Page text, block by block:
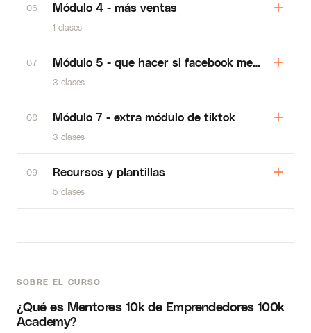
SOBRE EL CURSO
¿Qué es Mentores 10k de Emprendedores 100k
Academy?
06 Módulo 4 - más ventas
1 clases
07 Módulo 5 - que hacer si facebook me bloquea
3 clases
08 Módulo 7 - extra módulo de tiktok
3 clases
09 Recursos y plantillas
5 clases